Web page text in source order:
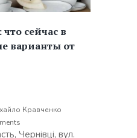
сейчас в
варианты от
Кравченко
Чернівці, вул.